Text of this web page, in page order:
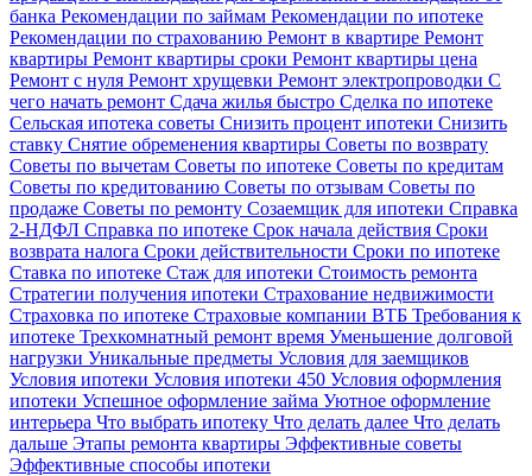
банка Рекомендации по займам Рекомендации по ипотеке
Рекомендации по страхованию Ремонт в квартире Ремонт
квартиры Ремонт квартиры сроки Ремонт квартиры цена
Ремонт с нуля Ремонт хрущевки Ремонт электропроводки С
чего начать ремонт Сдача жилья быстро Сделка по ипотеке
Сельская ипотека советы Снизить процент ипотеки Снизить
ставку Снятие обременения квартиры Советы по возврату
Советы по вычетам Советы по ипотеке Советы по кредитам
Советы по кредитованию Советы по отзывам Советы по
продаже Советы по ремонту Созаемщик для ипотеки Справка
2-НДФЛ Справка по ипотеке Срок начала действия Сроки
возврата налога Сроки действительности Сроки по ипотеке
Ставка по ипотеке Стаж для ипотеки Стоимость ремонта
Стратегии получения ипотеки Страхование недвижимости
Страховка по ипотеке Страховые компании ВТБ Требования к
ипотеке Трехкомнатный ремонт время Уменьшение долговой
нагрузки Уникальные предметы Условия для заемщиков
Условия ипотеки Условия ипотеки 450 Условия оформления
ипотеки Успешное оформление займа Уютное оформление
интерьера Что выбрать ипотеку Что делать далее Что делать
дальше Этапы ремонта квартиры Эффективные советы
Эффективные способы ипотеки